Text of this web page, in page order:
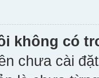
không có
chưa cài